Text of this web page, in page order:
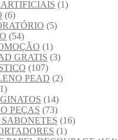
(1)
(6)
(5)
(54)
(1)
GRATIS (3)
(107)
PEAD (2)
(14)
PEÇAS (73)
(16)
(1)